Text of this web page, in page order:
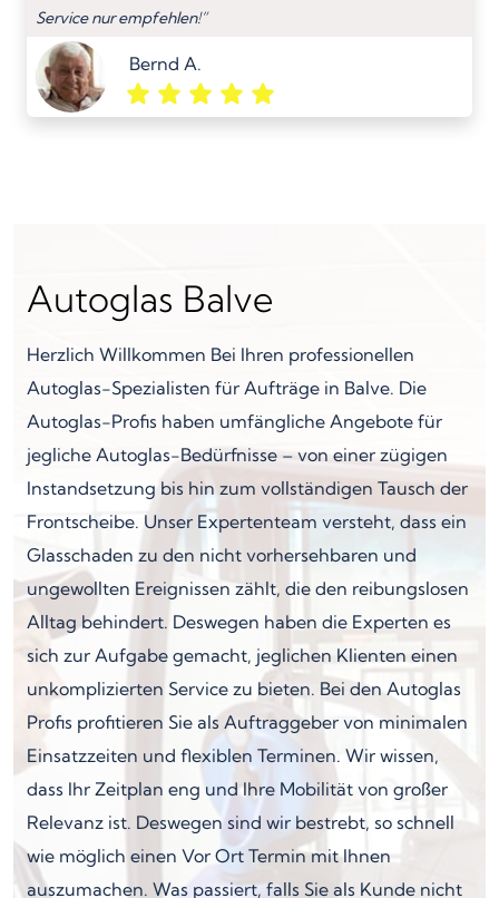
Service nur empfehlen!”
Bernd A.
Autoglas Balve
Herzlich Willkommen Bei Ihren professionellen
Autoglas-Spezialisten für Aufträge in Balve. Die
Autoglas-Profis haben umfängliche Angebote für
jegliche Autoglas-Bedürfnisse – von einer zügigen
Instandsetzung bis hin zum vollständigen Tausch der
Frontscheibe. Unser Expertenteam versteht, dass ein
Glasschaden zu den nicht vorhersehbaren und
ungewollten Ereignissen zählt, die den reibungslosen
Alltag behindert. Deswegen haben die Experten es
sich zur Aufgabe gemacht, jeglichen Klienten einen
unkomplizierten Service zu bieten. Bei den Autoglas
Profis profitieren Sie als Auftraggeber von minimalen
Einsatzzeiten und flexiblen Terminen. Wir wissen,
dass Ihr Zeitplan eng und Ihre Mobilität von großer
Relevanz ist. Deswegen sind wir bestrebt, so schnell
wie möglich einen Vor Ort Termin mit Ihnen
auszumachen. Was passiert, falls Sie als Kunde nicht